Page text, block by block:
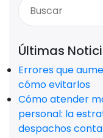
Últimas
Errores que
cómo evitarlos
Cómo atender
personal: la
despachos